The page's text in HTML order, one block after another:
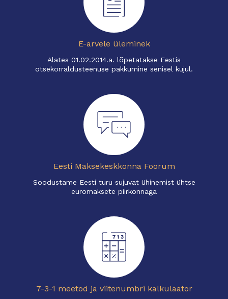
E-arvele üleminek
Alates 01.02.2014.a. lõpetatakse Eestis
otsekorraldusteenuse pakkumine senisel kujul.
Eesti Maksekeskkonna Foorum
Soodustame Eesti turu sujuvat ühinemist ühtse
euromaksete piirkonnaga
7-3-1 meetod ja viitenumbri kalkulaator